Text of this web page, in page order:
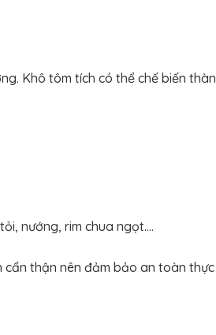
Khô tôm tích có thể chế biến
nướng, rim chua ngọt….
thận nên đảm bảo an toàn thực